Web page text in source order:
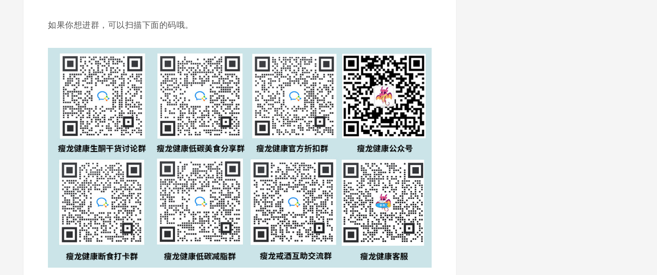
如果你想进群，可以扫描下面的码哦。